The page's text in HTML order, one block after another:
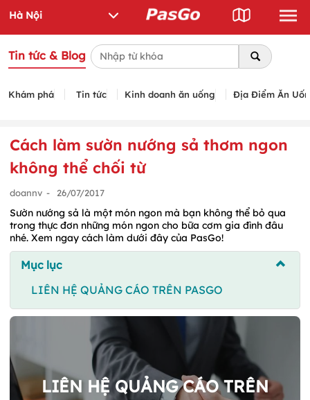
Tin tức & Blog
Khám phá Tin tức Kinh doanh ăn uống Địa Điểm Ăn
Cách làm sườn nướng sả thơm ngon
không thể chối từ
doannv - 26/07/2017
Sườn nướng sả là một món ngon mà bạn không thể bỏ qua
trong thực đơn những món ngon cho bữa cơm gia đình đâu
nhé. Xem ngay cách làm dưới đây của PasGo!
Mục lục
LIÊN HỆ QUẢNG CÁO TRÊN PASGO
LIÊN HỆ QUẢNG CÁO TRÊN